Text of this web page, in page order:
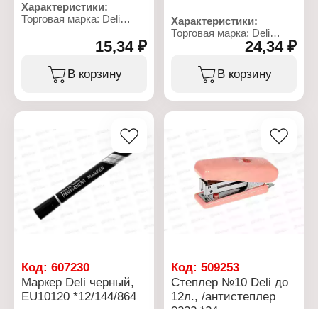
Характеристики:
Торговая марка: Deli
Тип товара: Ластик
Назначение: для
чернографитного
карандаша
Цвет: в ассортименте
Размер: 4х2,2х1,2 см
Материал: ПВХ
15,34 ₽
В корзину
Характеристики:
Торговая марка: Deli
Артикул: EH01720
Тип товара: Ластик
Модель: "Scribe Infinite"
Цвет: черный
термопластичная резина
24,34 ₽
В корзину
Код: 607230
Маркер Deli черный,
EU10120 *12/144/864
Код:509253
Степлер №10 Deli до
12л., /антистеплер